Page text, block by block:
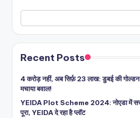
Recent Posts
4 करोड़ नहीं, अब सिर्फ़ 23 लाख: डुबई की गोल्डन
मचाया बवाल!
YEIDA Plot Scheme 2024: नोएडा में
पूरा, YEIDA दे रहा है प्लॉट